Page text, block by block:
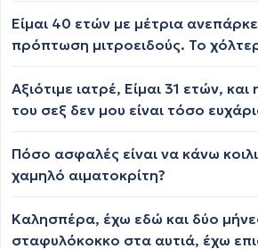
Είμαι 40 ετών με μέτρια
πρόπτωση μιτροειδούς. Το
είπε ότι πρέπει να κάνω και
απαραίτητο?
Aξιότιμε ιατρέ, Είμαι 31 ετών, και η διαδικασία
του σεξ δεν μου είναι τόσο
του πέους αρχίζει να μαλακώνει
χρειάζεται να αλλάξω ρυθμό για
Παρατηρώ ότι στο κεφάλι του
αισθάνομαι έντονα κάποια
Πόσο ασφαλές είναι να κάνω
χαμηλό αιματοκρίτη?
Καλησπέρα, έχω εδώ και δύο
σταφυλόκοκκο στα αυτιά, έχω